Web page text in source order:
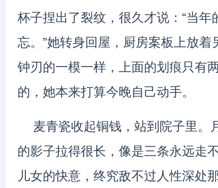
杯子捏出了裂纹，很久才说：“当年
忘。”她转身回屋，厨房案板上放着
钟刃的一模一样，上面的划痕只
的，她本来打算今晚自己动手。
麦青瓷收起铜钱，站到院子里。
的影子拉得很长，像是三条永远走
儿女的快意，终究敌不过人性深处